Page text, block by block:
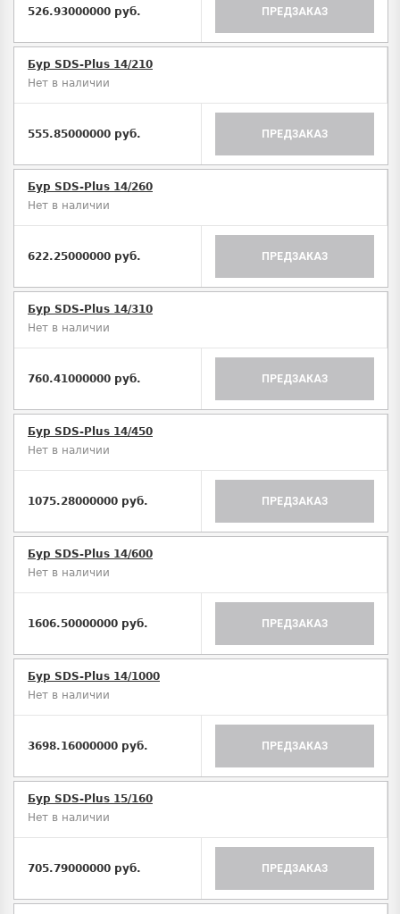
526.93000000 руб. ПРЕДЗАКАЗ
Бур SDS-Plus 14/210
Нет в наличии
555.85000000 руб. ПРЕДЗАКАЗ
Бур SDS-Plus 14/260
Нет в наличии
622.25000000 руб. ПРЕДЗАКАЗ
Бур SDS-Plus 14/310
Нет в наличии
760.41000000 руб. ПРЕДЗАКАЗ
Бур SDS-Plus 14/450
Нет в наличии
1075.28000000 руб. ПРЕДЗАКАЗ
Бур SDS-Plus 14/600
Нет в наличии
1606.50000000 руб. ПРЕДЗАКАЗ
Бур SDS-Plus 14/1000
Нет в наличии
3698.16000000 руб. ПРЕДЗАКАЗ
Бур SDS-Plus 15/160
Нет в наличии
705.79000000 руб. ПРЕДЗАКАЗ